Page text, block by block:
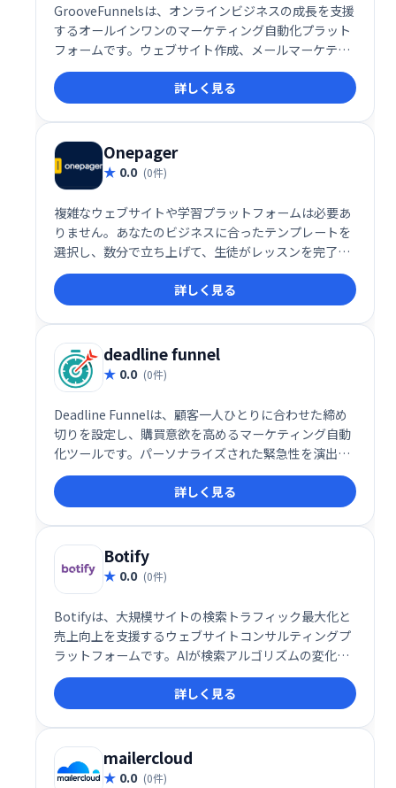
GrooveFunnelsは、オンラインビジネスの成長を支援
するオールインワンのマーケティング自動化プラット
フォームです。ウェブサイト作成、メールマーケティ
ング、セールスファネル構築など、ビジネスに必要な
機能を網羅。効率的なマーケティングを実現し、売上
向上に貢献します。
詳しく見る
Onepager
0.0 (0件)
複雑なウェブサイトや学習プラットフォームは必要あ
りません。あなたのビジネスに合ったテンプレートを
選択し、数分で立ち上げて、生徒がレッスンを完了
し、より良い結果を得て、学習体験を愛するのを手伝
ってください。
詳しく見る
deadline funnel
0.0 (0件)
Deadline Funnelは、顧客一人ひとりに合わせた締め
切りを設定し、購買意欲を高めるマーケティング自動
化ツールです。パーソナライズされた緊急性を演出す
ることで、売上アップとビジネス成長を促進します。
独自の期限設定機能で、より効果的なマーケティング
を実現しましょう。
詳しく見る
Botify
0.0 (0件)
Botifyは、大規模サイトの検索トラフィック最大化と
売上向上を支援するウェブサイトコンサルティングプ
ラットフォームです。AIが検索アルゴリズムの変化に
対応した施策を提案し、優先順位の高いアクションに
集中できます。多くのコンテンツや日々生成されるペ
ージを持つサイト、移行を控えるサイトに最適です。
SEO担当者、技術者、経営者の生産性向上に貢献しま
す。
詳しく見る
mailercloud
0.0 (0件)